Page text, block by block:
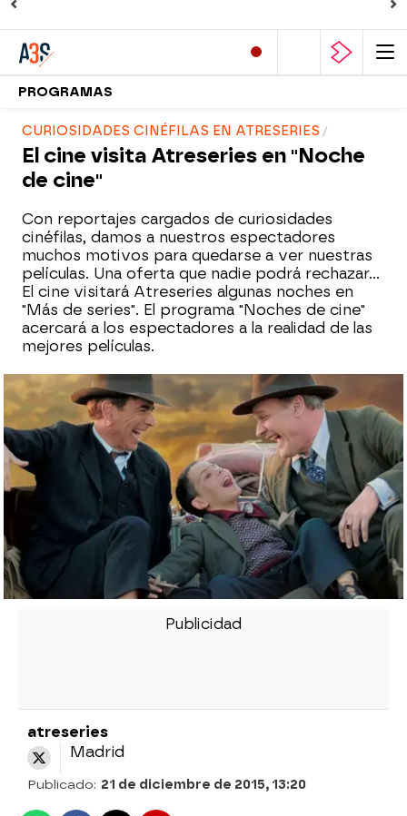
PROGRAMAS
CURIOSIDADES CINÉFILAS EN ATRESERIES
El cine visita Atreseries en "Noche
de cine"
Con reportajes cargados de curiosidades
cinéfilas, damos a nuestros espectadores
muchos motivos para quedarse a ver nuestras
películas. Una oferta que nadie podrá rechazar…
El cine visitará Atreseries algunas noches en
"Más de series". El programa "Noches de cine"
acercará a los espectadores a la realidad de las
mejores películas.
atreseries
Madrid
Publicado: 21 de diciembre de 2015, 13:20